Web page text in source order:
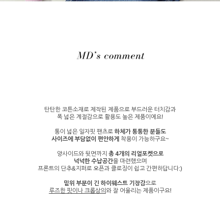
탄탄한 코튼소재로 제작된 제품으로 부드러운 터치감과
폭 넓은 계절감으로 활용도 높은 제품이에요!
통이 넓은 일자핏 팬츠로 하체가 통통한 분들도
사이즈에 부담없이 편안하게 착용이 가능하구요~
양사이드와 뒷면까지 총 4개의 리얼포켓으로
넉넉한 수납공간을 마련했으며
프론트의 단추&지퍼로 오픈과 클로징이 쉽고 간편하답니다:)
밑위 부분이 긴 하이웨스트 기장감으로
루즈한 핏이나 크롭상의와 잘 어울리는 제품이구요!